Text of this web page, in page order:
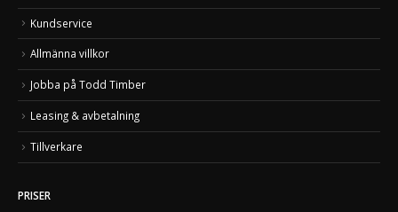
Kundservice
Allmänna villkor
Jobba på Todd Timber
Leasing & avbetalning
Tillverkare
PRISER